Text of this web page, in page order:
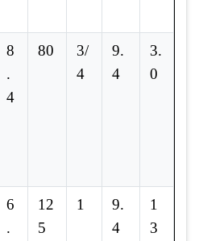
8
.
4
80
3/
4
9.
4
3.
0
6
.
12
5
1
9.
4
1
3